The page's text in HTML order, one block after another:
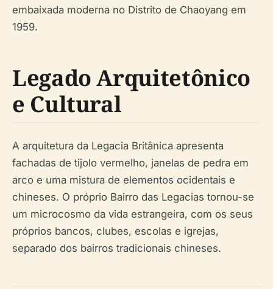
embaixada moderna no Distrito de Chaoyang em
1959.
Legado Arquitetônico
e Cultural
A arquitetura da Legacia Britânica apresenta
fachadas de tijolo vermelho, janelas de pedra em
arco e uma mistura de elementos ocidentais e
chineses. O próprio Bairro das Legacias tornou-se
um microcosmo da vida estrangeira, com os seus
próprios bancos, clubes, escolas e igrejas,
separado dos bairros tradicionais chineses.